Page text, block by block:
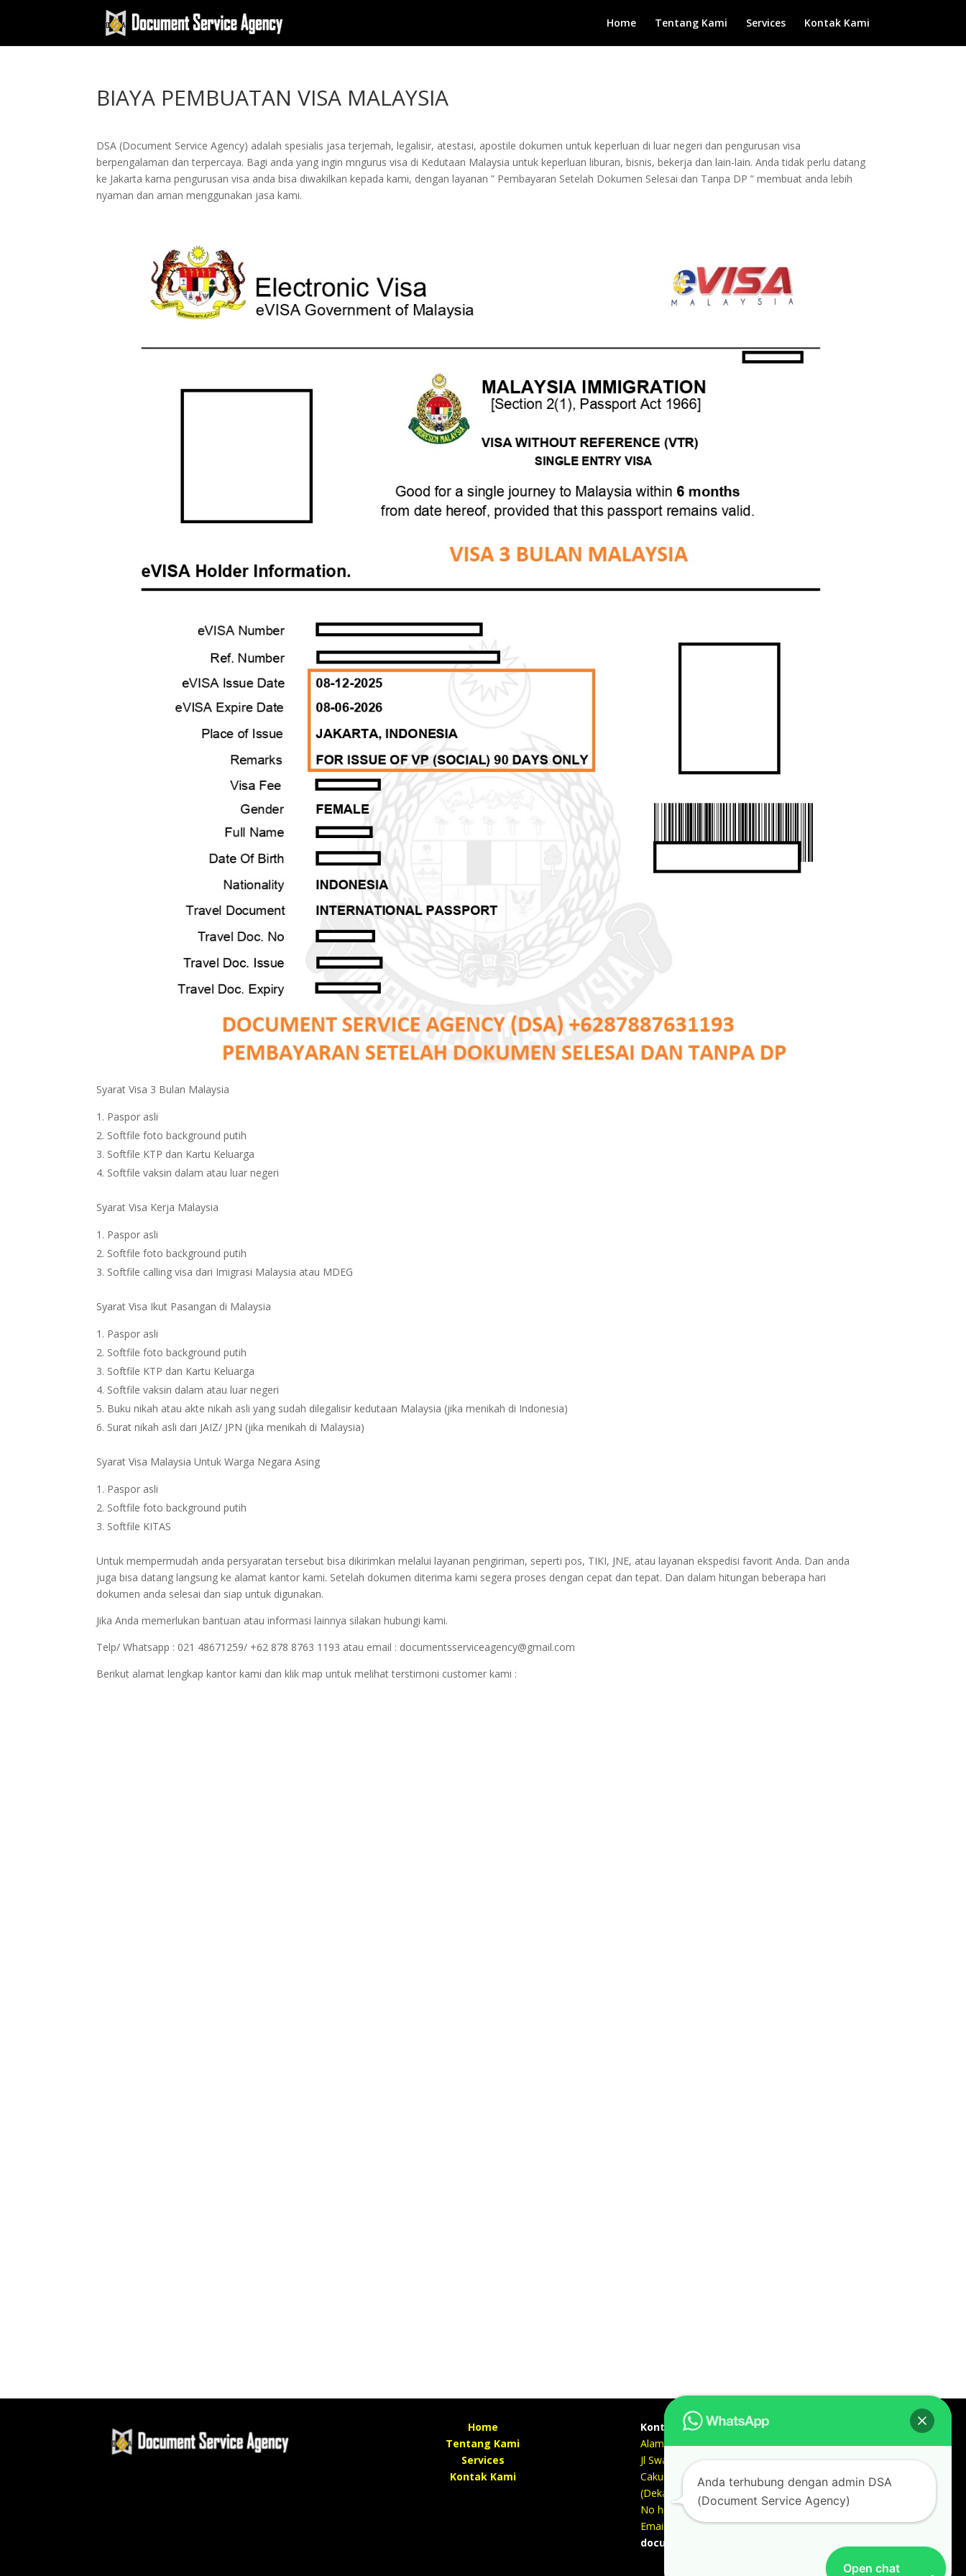
Home Tentang Kami Services Kontak Kami
BIAYA PEMBUATAN VISA MALAYSIA
DSA (Document Service Agency) adalah spesialis jasa terjemah, legalisir, atestasi, apostile dokumen untuk keperluan di luar negeri dan pengurusan visa
berpengalaman dan terpercaya. Bagi anda yang ingin mngurus visa di Kedutaan Malaysia untuk keperluan liburan, bisnis, bekerja dan lain-lain. Anda tidak perlu datang
ke Jakarta karna pengurusan visa anda bisa diwakilkan kepada kami, dengan layanan ” Pembayaran Setelah Dokumen Selesai dan Tanpa DP ” membuat anda lebih
nyaman dan aman menggunakan jasa kami.
Syarat Visa 3 Bulan Malaysia
Paspor asli
Softfile foto background putih
Softfile KTP dan Kartu Keluarga
Softfile vaksin dalam atau luar negeri
Syarat Visa Kerja Malaysia
Paspor asli
Softfile foto background putih
Softfile calling visa dari Imigrasi Malaysia atau MDEG
Syarat Visa Ikut Pasangan di Malaysia
Paspor asli
Softfile foto background putih
Softfile KTP dan Kartu Keluarga
Softfile vaksin dalam atau luar negeri
Buku nikah atau akte nikah asli yang sudah dilegalisir kedutaan Malaysia (jika menikah di Indonesia)
Surat nikah asli dari JAIZ/ JPN (jika menikah di Malaysia)
Syarat Visa Malaysia Untuk Warga Negara Asing
Paspor asli
Softfile foto background putih
Softfile KITAS
Untuk mempermudah anda persyaratan tersebut bisa dikirimkan melalui layanan pengiriman, seperti pos, TIKI, JNE, atau layanan ekspedisi favorit Anda. Dan anda
juga bisa datang langsung ke alamat kantor kami. Setelah dokumen diterima kami segera proses dengan cepat dan tepat. Dan dalam hitungan beberapa hari
dokumen anda selesai dan siap untuk digunakan.
Jika Anda memerlukan bantuan atau informasi lainnya silakan hubungi kami.
Telp/ Whatsapp : 021 48671259/ +62 878 8763 1193 atau email : documentsserviceagency@gmail.com
Berikut alamat lengkap kantor kami dan klik map untuk melihat terstimoni customer kami :
Home
Tentang Kami
Services
Kontak Kami
Kontak kami
Alamat kantor :
Jl Swadaya Pam No 6 Rt 006 Rw 007 Jatinegara,
Cakung, Jakarta Timur 13930
(Dekat Mesjid Al Marzukiyah Swadaya Pam)
No hp/ telpon :
087887631193 / 021 48671259
Email :
documentsserviceagency@gmail.com
Open chat
Anda terhubung dengan admin DSA
(Document Service Agency)